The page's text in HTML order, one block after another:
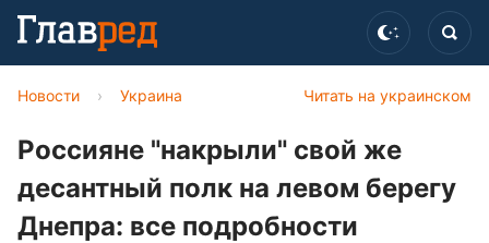
Читать на украинском
Новости › Украина
Россияне "накрыли" свой же
десантный полк на левом берегу
Днепра: все подробности